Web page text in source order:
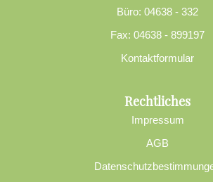
Büro: 04638 - 332
Fax: 04638 - 899197
Kontaktformular
Rechtliches
Impressum
AGB